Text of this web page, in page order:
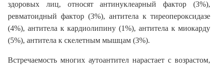
здоровых лиц, относят антинуклеарный фактор (3%),
ревматоидный фактор (3%), антитела к тиреопероксидазе
(4%), антитела к кардиолипину (1%), антитела к миокарду
(5%), антитела к скелетным мышцам (3%).
Встречаемость многих аутоантител нарастает с возрастом,